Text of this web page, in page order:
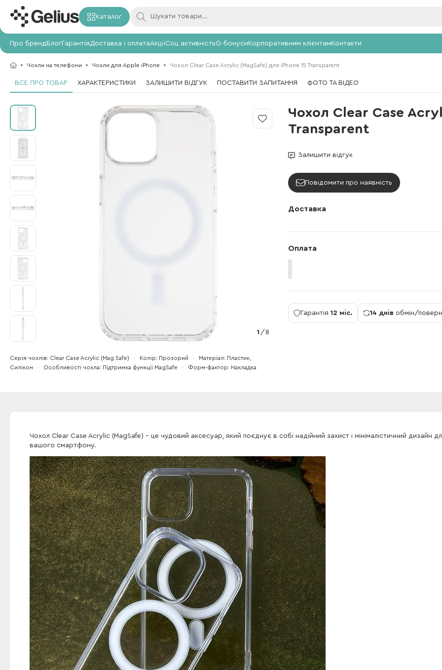
Каталог
Про брендБлогГарантія Доставка і оплатаАкціїСоц активністьG-бонусиКорпоративним клієнтамКонтакти
Чохли на телефони Чохли для Apple iPhone Чохол Clear Case Acrylic (MagSafe) для iPhone 15 Transparent
ВСЕ ПРО ТОВАР ХАРАКТЕРИСТИКИ ЗАЛИШИТИ ВІДГУК ПОСТАВИТИ ЗАПИТАННЯ ФОТО ТА ВІДЕО
Чохол Clear Case
Transparent
Залишити відгук
1 / 8
Серія чохлів Clear Case Acrylic (Mag Safe) Колір Прозорий Матеріал
Пластик,
Силікон
Особливості чохла Підтримка функції MagSafe Форм-фактор Накладка
Повідомити про наявність
Доставка
Оплата
Гарантія 12 міс. 14 днів обмін/
Чохол Clear Case Acrylic (MagSafe) - це чудовий аксесуар, який поєднує в собі надійний захист і мінімалістичний дизайн
вашого смартфону.